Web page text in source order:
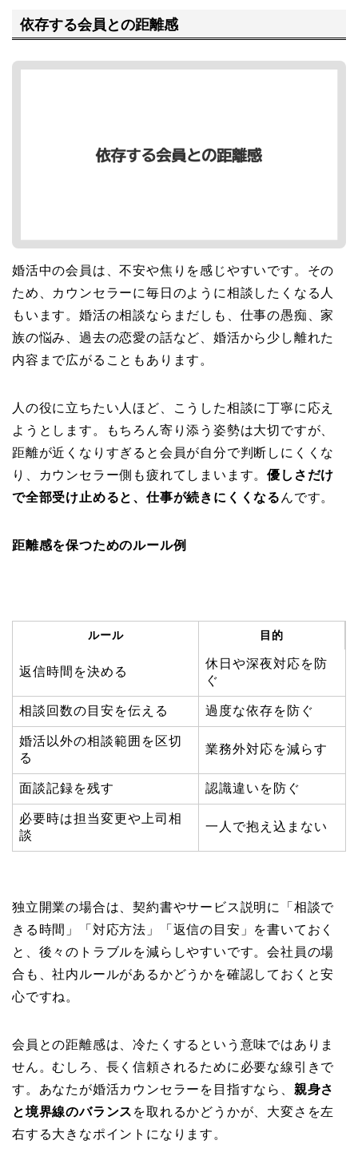
依存する会員との距離感
婚活中の会員は、不安や焦りを感じやすいです。その
ため、カウンセラーに毎日のように相談したくなる人
もいます。婚活の相談ならまだしも、仕事の愚痴、家
族の悩み、過去の恋愛の話など、婚活から少し離れた
内容まで広がることもあります。
人の役に立ちたい人ほど、こうした相談に丁寧に応え
ようとします。もちろん寄り添う姿勢は大切ですが、
距離が近くなりすぎると会員が自分で判断しにくくな
り、カウンセラー側も疲れてしまいます。優しさだけ
で全部受け止めると、仕事が続きにくくなる んです。
距離感を保つためのルール例
ルール 目的
返信時間を決める
休日や深夜対応を防
ぐ
相談回数の目安を伝える 過度な依存を防ぐ
婚活以外の相談範囲を区切
る
業務外対応を減らす
面談記録を残す 認識違いを防ぐ
必要時は担当変更や上司相
談
一人で抱え込まない
独立開業の場合は、契約書やサービス説明に「相談で
きる時間」「対応方法」「返信の目安」を書いておく
と、後々のトラブルを減らしやすいです。会社員の場
合も、社内ルールがあるかどうかを確認しておくと安
心ですね。
会員との距離感は、冷たくするという意味ではありま
せん。むしろ、長く信頼されるために必要な線引きで
す。あなたが婚活カウンセラーを目指すなら、 親身さ
と境界線のバランス を取れるかどうかが、大変さを左
右する大きなポイントになります。